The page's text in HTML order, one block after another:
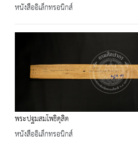
หนังสืออิเล็กทรอนิกส์
พระปฐมสมโพธิดุสิต
หนังสืออิเล็กทรอนิกส์